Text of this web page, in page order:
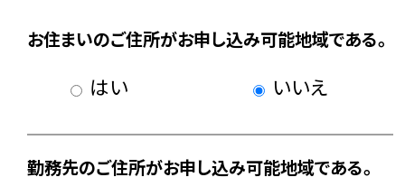
お住まいのご住所がお申し込み可能地域である。
はい いいえ
勤務先のご住所がお申し込み可能地域である。